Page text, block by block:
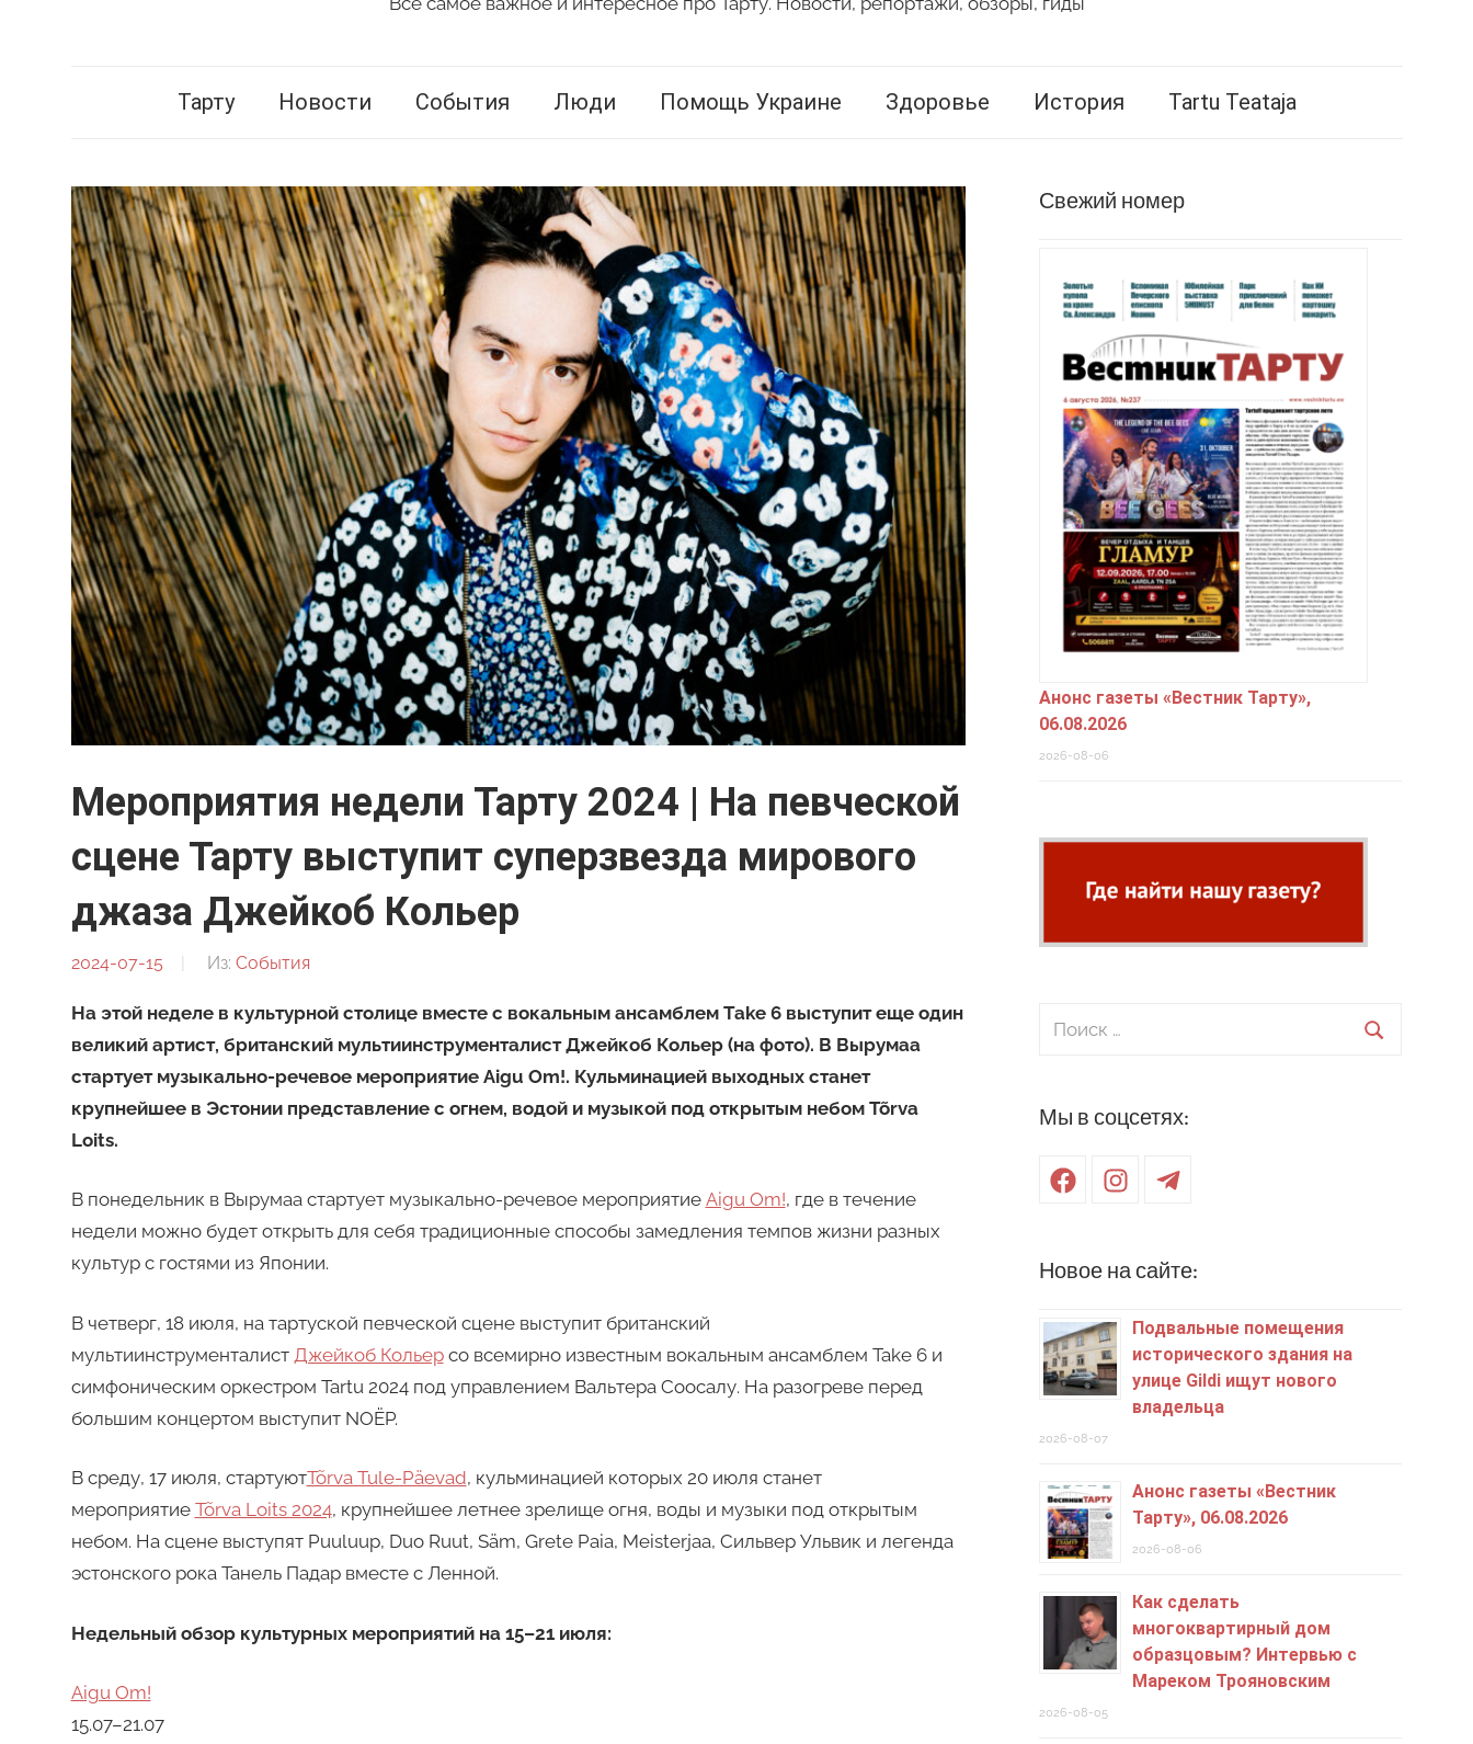
TartuТарту Новости События Люди Помощь Украине Здоровье История Tartu Teataja
Мероприятия недели Тарту 2024 | На певческой
сцене Тарту выступит суперзвезда мирового
джаза Джейкоб Кольер
2024-07-15
От:
Из: События
На этой неделе в культурной столице вместе с вокальным ансамблем Take 6 выступит еще один
великий артист, британский мультиинструменталист Джейкоб Кольер (на фото). В Вырумаа
стартует музыкально-речевое мероприятие Aigu Om!. Кульминацией выходных станет
крупнейшее в Эстонии представление с огнем, водой и музыкой под открытым небом Tõrva
Loits.
В понедельник в Вырумаа стартует музыкально-речевое мероприятие Aigu Om!, где в течение
недели можно будет открыть для себя традиционные способы замедления темпов жизни разных
культур с гостями из Японии.
В четверг, 18 июля, на тартуской певческой сцене выступит британский
мультиинструменталист Джейкоб Кольерсо всемирно известным вокальным ансамблем Take 6 и
симфоническим оркестром Tartu 2024 под управлением Вальтера Соосалу. На разогреве перед
большим концертом выступит NOËP.
В среду, 17 июля, стартуютTõrva Tule-Päevad, кульминацией которых 20 июля станет
мероприятие Tõrva Loits 2024, крупнейшее летнее зрелище огня, воды и музыки под открытым
небом. На сцене выступят Puuluup, Duo Ruut, Säm, Grete Paia, Meisterjaa, Сильвер Ульвик и легенда
эстонского рока Танель Падар вместе с Ленной.
Недельный обзор культурных мероприятий на 15–21 июля:
Aigu Om!
15.07–21.07
Свежий номер
Анонс газеты «Вестник Тарту»,
06.08.2026
2026-08-06
Поиск
Мы в соцсетях:
FacebookInstagramTelegram
Новое на сайте:
Подвальные помещения
исторического здания на
улице Gildi ищут нового
владельца
2026-08-07
Анонс газеты «Вестник
Тарту», 06.08.2026
2026-08-06
Как сделать
многоквартирный дом
образцовым? Интервью с
Мареком Трояновским
2026-08-05